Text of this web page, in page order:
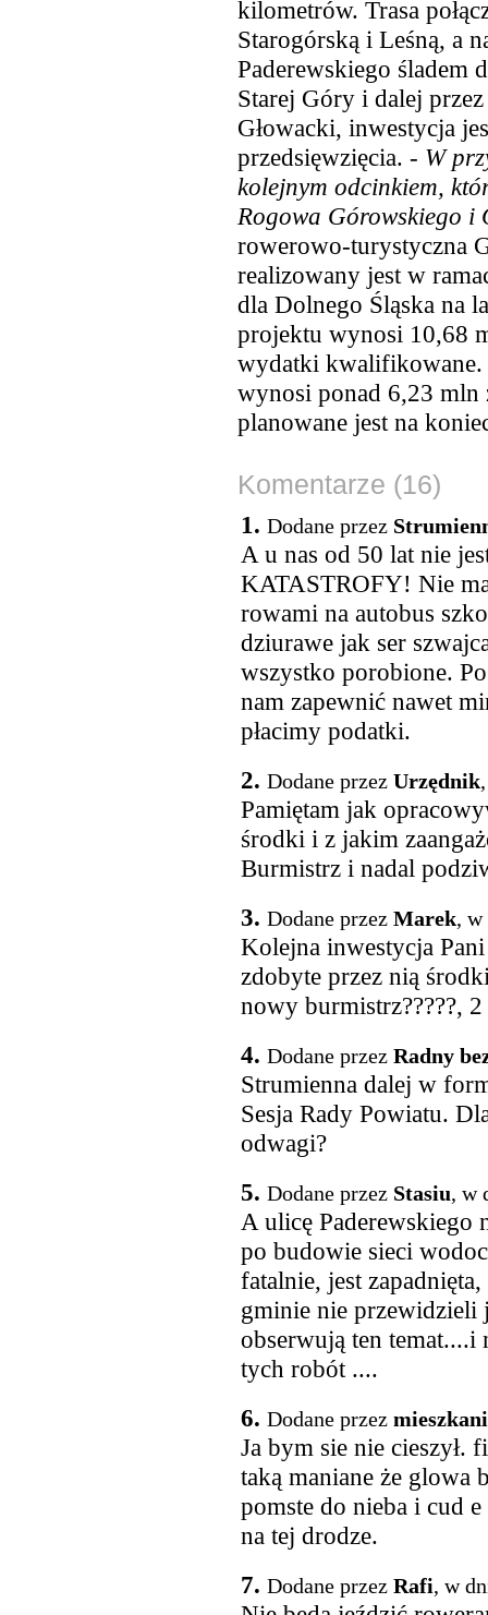
kilometrów. Trasa
Starogórską i Leśną, a
Paderewskiego
Starej Góry i dalej
Głowacki, inwestycja
przedsięwzięcia. - W
kolejnym odcinkiem,
Rogowa Górowskiego i
rowerowo-turystyczna
realizowany jest w
dla Dolnego Śląska na
projektu wynosi 10,68
wydatki
wynosi ponad 6,23 mln
planowane jest na
Komentarze (16)
1. Dodane przez
A u nas od 50 lat nie
KATASTROFY! Nie
rowami na autobus
dziurawe jak ser
wszystko porobione.
nam zapewnić nawet
płacimy podatki.
2. Dodane przez Urzędnik
Pamiętam jak
środki i z jakim
Burmistrz i nadal
3. Dodane przez Marek, w
Kolejna inwestycja
zdobyte przez nią
nowy burmistrz?????,
4. Dodane przez Radny
Strumienna dalej w
Sesja Rady Powiatu.
odwagi?
5. Dodane przez Stasiu, w
A ulicę Paderewskiego
po budowie sieci
fatalnie, jest
gminie nie przewidzieli
obserwują ten
tych robót ....
6. Dodane przez
Ja bym sie nie cieszył.
taką maniane że glowa
pomste do nieba i cud
na tej drodze.
7. Dodane przez Rafi, w